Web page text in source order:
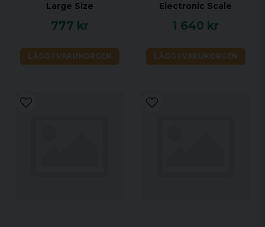
Large Size
777 kr
LÄGG I VARUKORGEN
Electronic Scale
1 640 kr
LÄGG I VARUKORGEN